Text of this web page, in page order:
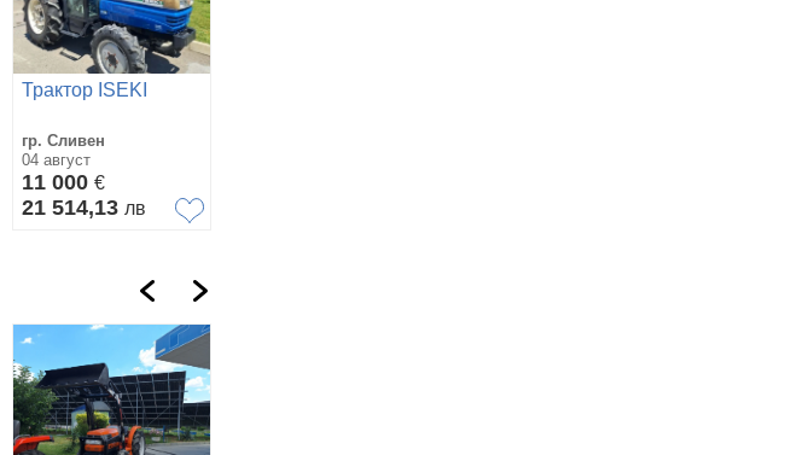
Трактор ISEKI
гр. Сливен
04 август
11 000 €
21 514,13 лв